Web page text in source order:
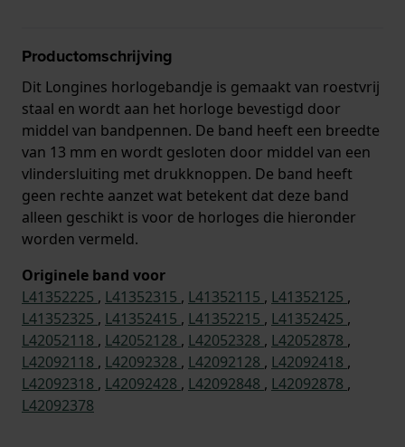
Productomschrijving
Dit Longines horlogebandje is gemaakt van roestvrij
staal en wordt aan het horloge bevestigd door
middel van bandpennen. De band heeft een breedte
van 13 mm en wordt gesloten door middel van een
vlindersluiting met drukknoppen. De band heeft
geen rechte aanzet wat betekent dat deze band
alleen geschikt is voor de horloges die hieronder
worden vermeld.
Originele band voor
L41352225 , L41352315 , L41352115 , L41352125 ,
L41352325 , L41352415 , L41352215 , L41352425 ,
L42052118 , L42052128 , L42052328 , L42052878 ,
L42092118 , L42092328 , L42092128 , L42092418 ,
L42092318 , L42092428 , L42092848 , L42092878 ,
L42092378